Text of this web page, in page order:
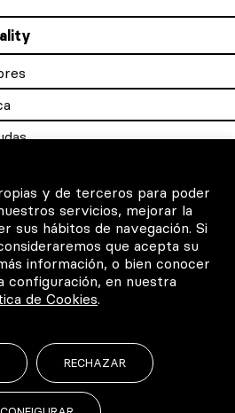
y de terceros para poder
servicios, mejorar la
sus hábitos de navegación. Si
que acepta su
información, o bien conocer
configuración, en nuestra
de Cookies.
RECHAZAR